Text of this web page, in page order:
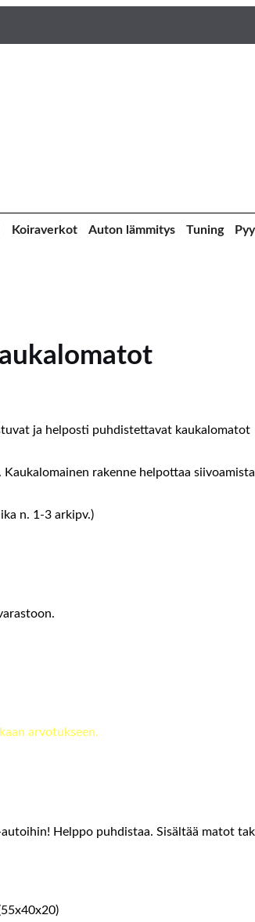
Koiraverkot Auton lämmitys Tuning
ja helposti puhdistettavat kaukalomatot
rakenne helpottaa siivoamista
n. 1-3 arkipv.)
arvotukseen.
Helppo puhdistaa. Sisältää matot